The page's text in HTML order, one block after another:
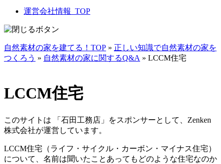
運営会社情報_TOP
自然素材の家を建てる！TOP » 正しい知識で自然素材の家を
つくろう » 自然素材の家に関するQ&A » LCCM住宅
LCCM住宅
このサイトは 「石田工務店」をスポンサーとして、Zenken
株式会社が運営しています。
LCCM住宅（ライフ・サイクル・カーボン・マイナス住宅）
について、名前は聞いたことあってもどのような住宅なのか